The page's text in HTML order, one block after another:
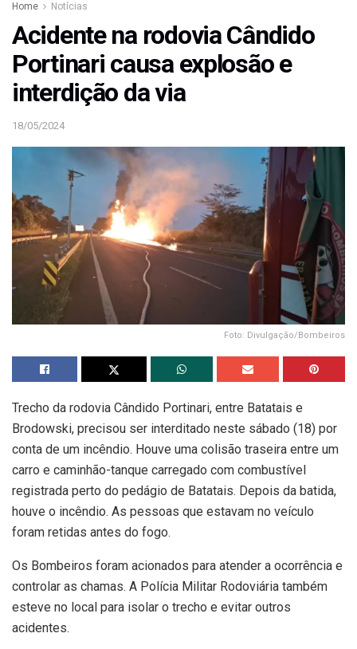
Home Notícias
Acidente na rodovia Cândido
Portinari causa explosão e
interdição da via
18/05/2024
Foto: Divulgação/Bombeiros
Trecho da rodovia Cândido Portinari, entre Batatais e
Brodowski, precisou ser interditado neste sábado (18) por
conta de um incêndio. Houve uma colisão traseira entre um
carro e caminhão-tanque carregado com combustível
registrada perto do pedágio de Batatais. Depois da batida,
houve o incêndio. As pessoas que estavam no veículo
foram retidas antes do fogo.
Os Bombeiros foram acionados para atender a ocorrência e
controlar as chamas. A Polícia Militar Rodoviária também
esteve no local para isolar o trecho e evitar outros
acidentes.